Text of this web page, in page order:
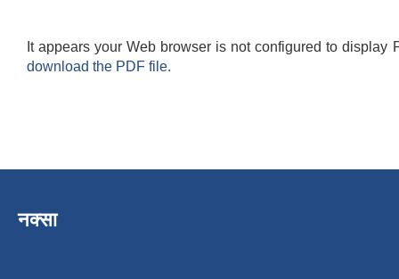
It appears your Web browser is not configured to display
download the PDF file.
नक्सा